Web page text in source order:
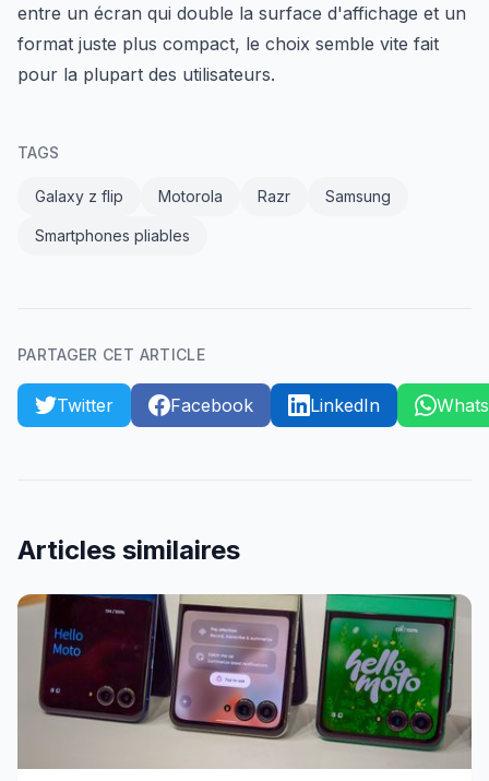
entre un écran qui double la surface d'affichage et un
format juste plus compact, le choix semble vite fait
pour la plupart des utilisateurs.
TAGS
Galaxy z flip Motorola Razr Samsung
Smartphones pliables
PARTAGER CET ARTICLE
Twitter Facebook LinkedIn
Articles similaires